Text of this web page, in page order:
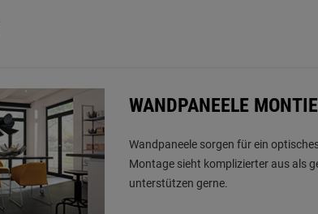
WANDPANEELE
Wandpaneele sorgen für ein
Montage sieht komplizierter aus als
unterstützen gerne.